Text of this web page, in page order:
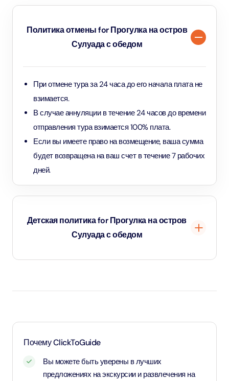
Политика отмены for Прогулка на остров
Сулуада с обедом
При отмене тура за 24 часа до его начала плата не
взимается.
В случае аннуляции в течение 24 часов до времени
отправления тура взимается 100% плата.
Если вы имеете право на возмещение, ваша сумма
будет возвращена на ваш счет в течение 7 рабочих
дней.
Детская политика for Прогулка на остров
Сулуада с обедом
оплачиваются по взрослому тарифу.
Почему ClickToGuide
Вы можете быть уверены в лучших
предложениях на экскурсии и развлечения на